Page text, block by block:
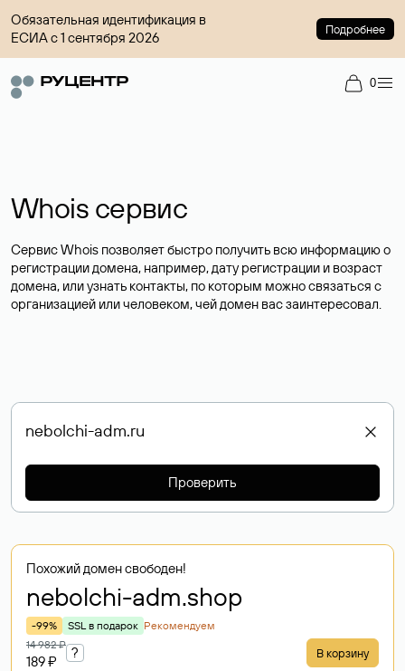
Обязательная идентификация в
ЕСИА с 1 сентября 2026
Подробнее
0
Whois сервис
Сервис Whois позволяет быстро получить всю информацию о
регистрации домена, например, дату регистрации и возраст
домена, или узнать контакты, по которым можно связаться с
организацией или человеком, чей домен вас заинтересовал.
Проверить
Похожий домен свободен!
nebolchi-adm.shop
-99% SSL в подарок Рекомендуем
14 982 ₽
189 ₽
? В корзину